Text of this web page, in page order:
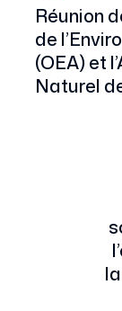
Réunion
de
(OEA) et
Naturel